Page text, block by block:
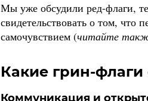
Мы уже обсудили ред-флаги,
свидетельствовать о том,
самочувствием (читайте
Какие грин-
Коммуникация и